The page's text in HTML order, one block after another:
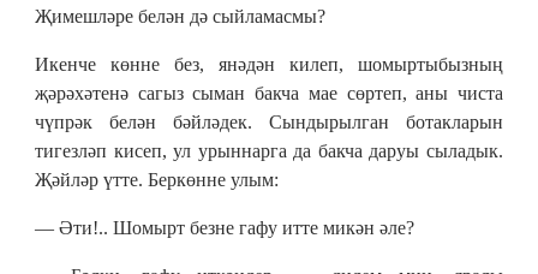
Җимешләре белән дә сыйламасмы?
Икенче көнне без, янәдән килеп, шомыртыбызның
җәрәхәтенә сагыз сыман бакча мае сөртеп, аны чиста
чүпрәк белән бәйләдек. Сындырылган ботакларын
тигезләп кисеп, ул урыннарга да бакча даруы сыладык.
Җәйләр үтте. Беркөнне улым:
— Әти!.. Шомырт безне гафу итте микән әле?